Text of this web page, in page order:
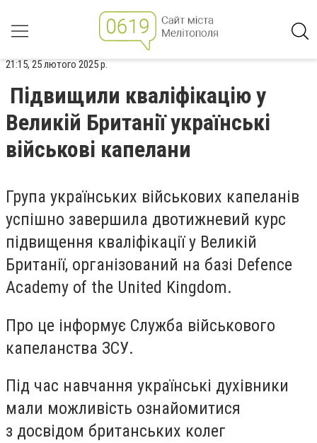
21:15, 25 лютого 2025 р.
Підвищили кваліфікацію у
Великій Британії українські
військові капелани
Група українських військових капеланів
успішно завершила двотижневий курс
підвищення кваліфікації у Великій
Британії, організований на базі Defence
Academy of the United Kingdom.
Про це інформує Служба військового
капеланства ЗСУ.
Під час навчання українські духівники
мали можливість ознайомитися
з досвідом британських колег